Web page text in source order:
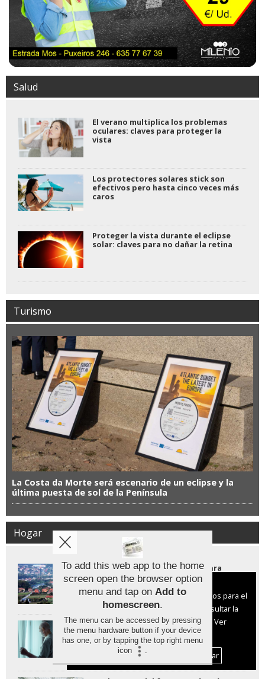
Salud
El verano multiplica los problemas
oculares: claves para proteger la
vista
Los protectores solares stick son
efectivos pero hasta cinco veces más
caros
Proteger la vista durante el eclipse
solar: claves para no dañar la retina
Turismo
La Costa da Morte será escenario de un eclipse y la
última puesta de sol de la Península
Hogar
Los municipios más baratos para
comprar casa en España están por
debajo de los 400 euros el metro
cuadrado
Cómo facilitar el envejecimiento en
las viviendas unifamiliares de Galicia
Aviso sobre el Uso de cookies:
Utilizamos cookies nuestras y de terceros para el
funcionamiento del digital. Puedes consultar la
lista de cookies y como desconectarlas.
Ver
nuestra Política de Privacidad y Cookies
Aceptar Cookies
Personalizar
To add this web app to the home
screen open the browser option
menu and tap on Add to
homescreen.
The menu can be accessed by pressing
the menu hardware button if your device
has one, or by tapping the top right menu
icon
.